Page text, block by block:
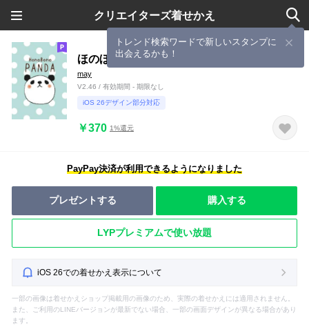
クリエイターズ着せかえ
トレンド検索ワードで新しいスタンプに
出会えるかも！
ほのぼのパンダ
may
V2.46 / 有効期間 - 期限なし
iOS 26デザイン部分対応
￥370 1%還元
PayPay決済が利用できるようになりました
プレゼントする 購入する
LYPプレミアムで使い放題
iOS 26での着せかえ表示について
一部の画像は着せかえショップ掲載用の画像のため、実際の着せかえには適用されません。
また、ご利用のLINEバージョンが最新でない場合、一部の画面デザインが異なる場合があり
ます。